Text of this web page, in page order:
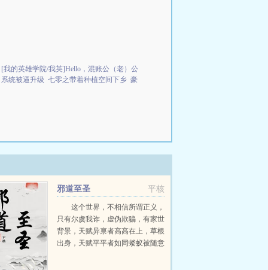
[我的英雄学院/我英]Hello，混账公（老）公
统被逼升级 七零之带着种植空间下乡 豪
平核
邪道至圣
这个世界，不相信所谓正义，
只有尔虞我诈，虚伪欺骗，有家世
背景，天赋异禀者高高在上，草根
出身，天赋平平者如同蝼蚁被随意